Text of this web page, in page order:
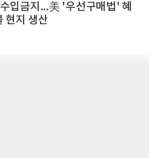
입금지...美 '우선구매법' 혜
현지 생산